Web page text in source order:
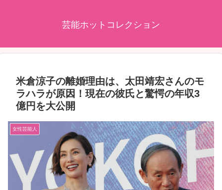
芸能ホットコレクション
米倉涼子の離婚理由は、太田靖宏さんのモ
ラハラが原因！現在の彼氏と驚愕の年収3
億円を大公開
女性芸能人